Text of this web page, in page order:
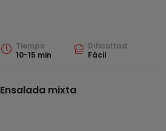
Tiempo
10-15 min
Dificultad
Fácil
Ensalada mixta